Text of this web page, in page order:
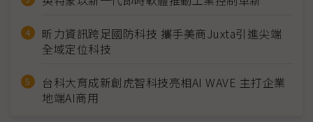
昕力資訊跨足國防科技 攜手美商Juxta引進尖端
全域定位科技
台科大育成新創虎智科技亮相AI WAVE 主打企業
地端AI商用